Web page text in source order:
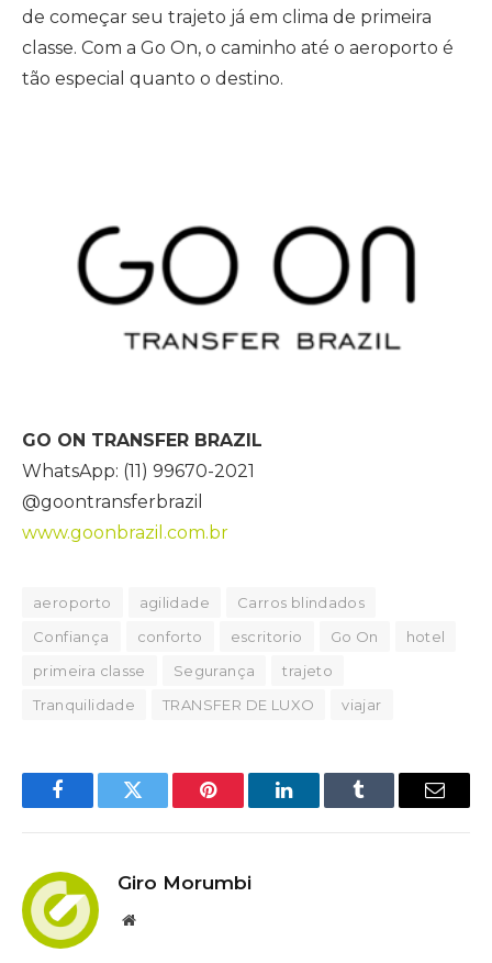
de começar seu trajeto já em clima de primeira
classe. Com a Go On, o caminho até o aeroporto é
tão especial quanto o destino.
GO ON TRANSFER BRAZIL
WhatsApp: (11) 99670-2021
@goontransferbrazil
www.goonbrazil.com.br
aeroporto agilidade
Carros blindados
Confiança
conforto escritorio Go On
hotel
primeira classe
Segurança
trajeto
Tranquilidade
TRANSFER DE LUXO viajar
FacebookTwitter Pinterest LinkedInTumblr Email
Giro Morumbi
Website